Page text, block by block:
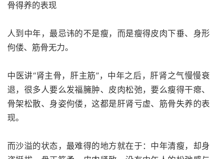
骨得养的表现
人到中年，最忌讳的不是瘦，而是瘦得皮肉下垂、身形
佝偻、筋骨无力。
中医讲“肾主骨，肝主筋”，中年之后，肝肾之气慢慢衰
退，很多人要么发福臃肿、皮肉松弛，要么瘦得干瘪、
骨架松散、身姿佝偻，这都是肝肾亏虚、筋骨失养的表
现。
而沙溢的状态，最难得的地方就在于：中年清瘦，却身